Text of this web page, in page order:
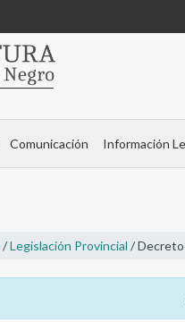
Comunicación Información
/Legislación Provincial / Decreto